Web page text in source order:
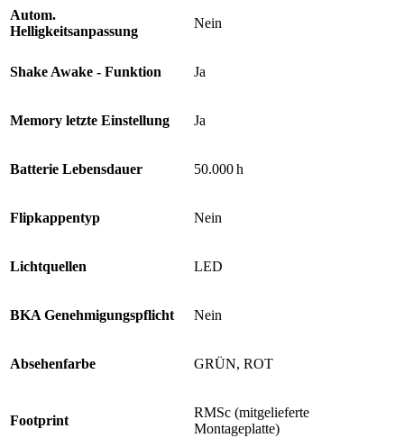
Autom.
Helligkeitsanpassung
Nein
Shake Awake - Funktion Ja
Memory letzte Einstellung Ja
Batterie Lebensdauer 50.000 h
Flipkappentyp Nein
Lichtquellen LED
BKA Genehmigungspflicht Nein
Absehenfarbe GRÜN, ROT
Footprint
RMSc (mitgelieferte
Montageplatte)